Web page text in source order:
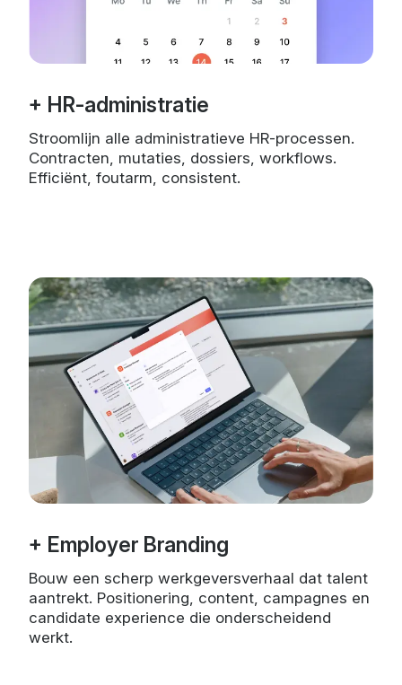
+ HR-administratie
Stroomlijn alle administratieve HR-processen.
Contracten, mutaties, dossiers, workflows.
Efficiënt, foutarm, consistent.
+ Employer Branding
Bouw een scherp werkgeversverhaal dat talent
aantrekt. Positionering, content, campagnes en
candidate experience die onderscheidend
werkt.